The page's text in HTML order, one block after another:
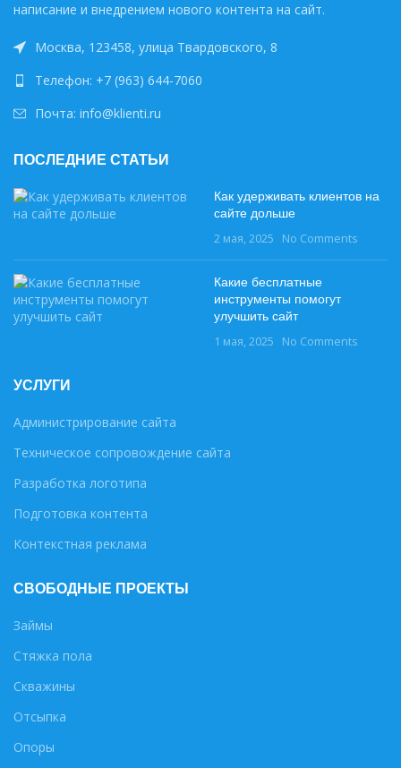
написание и внедрением нового контента на сайт.
Москва, 123458, улица Твардовского, 8
Телефон: +7 (963) 644-7060
Почта: info@klienti.ru
ПОСЛЕДНИЕ СТАТЬИ
Как удерживать клиентов на
сайте дольше
2 мая, 2025 No Comments
Какие бесплатные
инструменты помогут
улучшить сайт
1 мая, 2025 No Comments
УСЛУГИ
Администрирование сайта
Техническое сопровождение сайта
Разработка логотипа
Подготовка контента
Контекстная реклама
СВОБОДНЫЕ ПРОЕКТЫ
Займы
Стяжка пола
Скважины
Отсыпка
Опоры